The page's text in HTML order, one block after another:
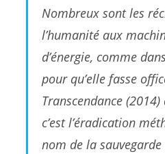
Nombreux sont les
l’humanité aux
d’énergie, comme
pour qu’elle fasse
Transcendance (2014)
c’est l’éradication
nom de la